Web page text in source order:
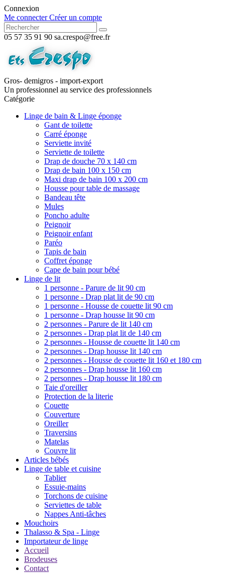
Connexion
Me connecter Créer un compte
05 57 35 91 90 sa.crespo@free.fr
Gros- demigros - import-export
Un professionnel au service des professionnels
Catégorie
Linge de bain & Linge éponge
Gant de toilette
Carré éponge
Serviette invité
Serviette de toilette
Drap de douche 70 x 140 cm
Drap de bain 100 x 150 cm
Maxi drap de bain 100 x 200 cm
Housse pour table de massage
Bandeau tête
Mules
Poncho adulte
Peignoir
Peignoir enfant
Paréo
Tapis de bain
Coffret éponge
Cape de bain pour bébé
Linge de lit
1 personne - Parure de lit 90 cm
1 personne - Drap plat lit de 90 cm
1 personne - Housse de couette lit 90 cm
1 personne - Drap housse lit 90 cm
2 personnes - Parure de lit 140 cm
2 personnes - Drap plat lit de 140 cm
2 personnes - Housse de couette lit 140 cm
2 personnes - Drap housse lit 140 cm
2 personnes - Housse de couette lit 160 et 180 cm
2 personnes - Drap housse lit 160 cm
2 personnes - Drap housse lit 180 cm
Taie d'oreiller
Protection de la literie
Couette
Couverture
Oreiller
Traversins
Matelas
Couvre lit
Articles bébés
Linge de table et cuisine
Tablier
Essuie-mains
Torchons de cuisine
Serviettes de table
Nappes Anti-tâches
Mouchoirs
Thalasso & Spa - Linge
Importateur de linge
Accueil
Brodeuses
Contact